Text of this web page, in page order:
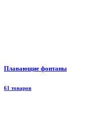
Плавающие фонтаны
61 товаров